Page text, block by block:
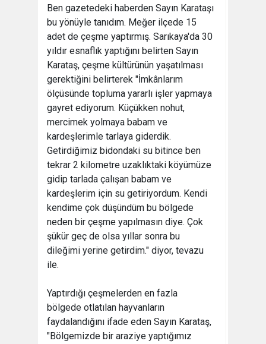
Ben gazetedeki haberden Sayın Karataşı
bu yönüyle tanıdım. Meğer ilçede 15
adet de çeşme yaptırmış. Sarıkaya'da 30
yıldır esnaflık yaptığını belirten Sayın
Karataş, çeşme kültürünün yaşatılması
gerektiğini belirterek "İmkânlarım
ölçüsünde topluma yararlı işler yapmaya
gayret ediyorum. Küçükken nohut,
mercimek yolmaya babam ve
kardeşlerimle tarlaya giderdik.
Getirdiğimiz bidondaki su bitince ben
tekrar 2 kilometre uzaklıktaki köyümüze
gidip tarlada çalışan babam ve
kardeşlerim için su getiriyordum. Kendi
kendime çok düşündüm bu bölgede
neden bir çeşme yapılmasın diye. Çok
şükür geç de olsa yıllar sonra bu
dileğimi yerine getirdim." diyor, tevazu
ile.
Yaptırdığı çeşmelerden en fazla
bölgede otlatılan hayvanların
faydalandığını ifade eden Sayın Karataş,
"Bölgemizde bir araziye yaptığımız